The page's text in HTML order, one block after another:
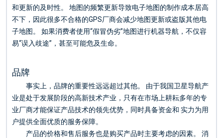
和更新的及时性。 地图的频繁更新导致电子地图的制作成本居高
不下，因此很多不合格的GPS厂商会减少地图更新或盗版其他电
子地图。 如果消费者使用“假冒伪劣”地图进行机器导航，不仅容
易“误入歧途”，甚至可能危及生命。
品牌
事实上，品牌的重要性远远超过其他。 由于我国卫星导航产
业是处于发展阶段的高新技术产业，只有在市场上耕耘多年的专
业厂商才能保证产品技术的领先优势，同时具备资金和 实力为用
户提供全面优质的服务保障。
产品的价格和售后服务也是购买产品时主要考虑的因素。 消